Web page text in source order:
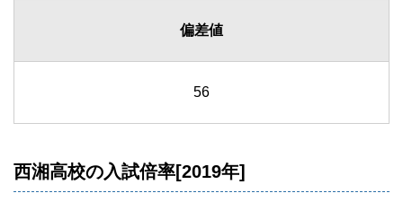
偏差値
56
西湘高校の入試倍率[2019年]